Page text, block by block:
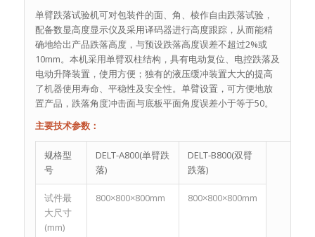
单臂跌落试验机可对包装件的面、角、棱作自由跌落试验，
配备数显高度显示仪及采用译码器进行高度跟踪，从而能精
确地给出产品跌落高度，与预设跌落高度误差不超过2%或
10mm。本机采用单臂双柱结构，具有电动复位、电控跌落及
电动升降装置，使用方便；独有的液压缓冲装置大大的提高
了机器使用寿命、平稳性及安全性。单臂设置，可方便地放
置产品，跌落角度冲击面与底板平面角度误差小于等于50。
主要技术参数：
规格型
号
DELT-A800(单臂跌
落)
DELT-B800(双臂
跌落)
试件最
大尺寸
(mm)
800×800×800mm 800×800×800mm